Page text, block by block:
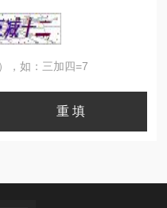
，如：三加四=7